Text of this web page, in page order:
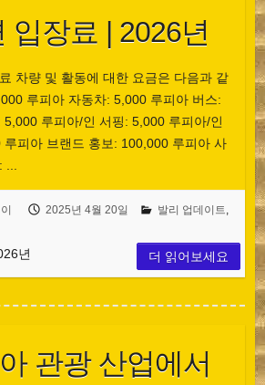
입장료 | 2026년
차량 및 활동에 대한 요금은 다음과 같
루피아 자동차: 5,000 루피아 버스:
루피아/인 서핑: 5,000 루피아/인
피아 브랜드 홍보: 100,000 루피아 사
2025년 4월 20일 발리 업데이트
년 더 읽어보세요
관광 산업에서